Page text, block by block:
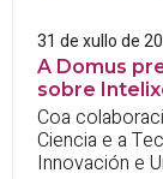
31 de xullo de
A Domus
sobre
Coa
Ciencia e a
Innovación e